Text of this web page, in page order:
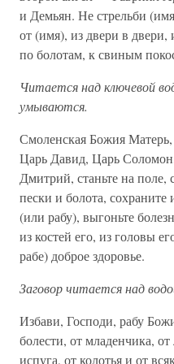
и Демьян. Не стрельби
от (имя), из двери в двери,
по болотам, к свиным
Читается над ключевой
умываются.
Смоленская Божия
Царь Давид, Царь
Дмитрий, станьте на
пески и болота,
(или рабу), выгоньте
из костей его, из головы
рабе) доброе здоровье.
Заговор читается над
Избави, Господи, рабу
болести, от младенчика,
испуга, от колотья и от